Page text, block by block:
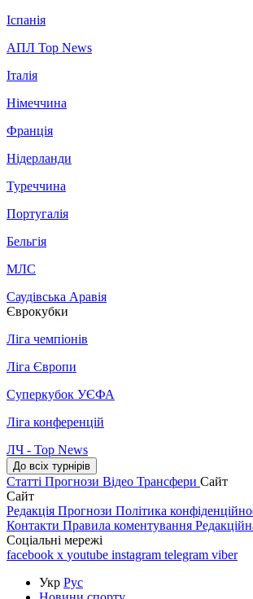
Іспанія
АПЛ Top News
Італія
Німеччина
Франція
Нідерланди
Туреччина
Португалія
Бельгія
МЛС
Саудівська Аравія
Єврокубки
Ліга чемпіонів
Ліга Європи
Суперкубок УЄФА
Ліга конференцій
ЛЧ - Top News
До всіх турнірів
Статті Прогнози Відео Трансфери Сайт
Сайт
Редакція Прогнози Політика
Контакти Правила коментування
Соціальні мережі
facebook x youtube instagram telegram viber
Укр Рус